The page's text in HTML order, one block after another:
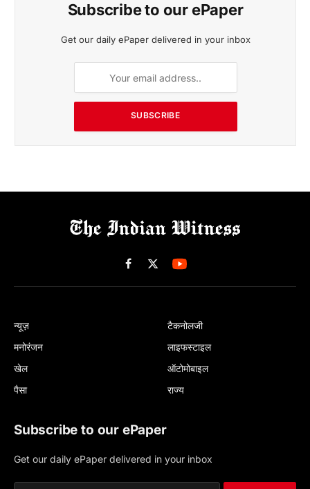
Subscribe to our ePaper
Get our daily ePaper delivered in your inbox
SUBSCRIBE
Facebook
X
(Twitter)
न्यूज़
मनोरंजन
खेल
पैसा
टैकनोलजी
लाइफस्टाइल
ऑटोमोबाइल
राज्य
Subscribe to our ePaper
Get our daily ePaper delivered in your inbox